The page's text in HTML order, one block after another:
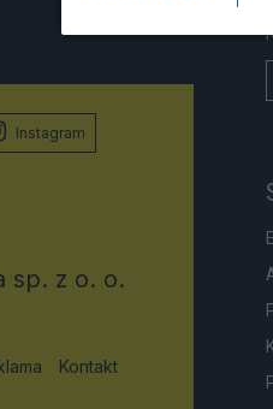
Instagram
sp. z o. o.
Kontakt